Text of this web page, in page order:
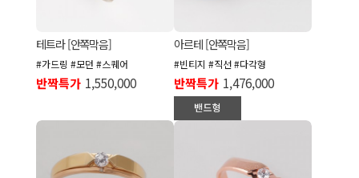
테트라 [안쪽막음]
#가드링 #모던 #스퀘어
반짝특가 1,550,000
아르테 [안쪽막음]
#빈티지 #직선 #다각형
반짝특가 1,476,000